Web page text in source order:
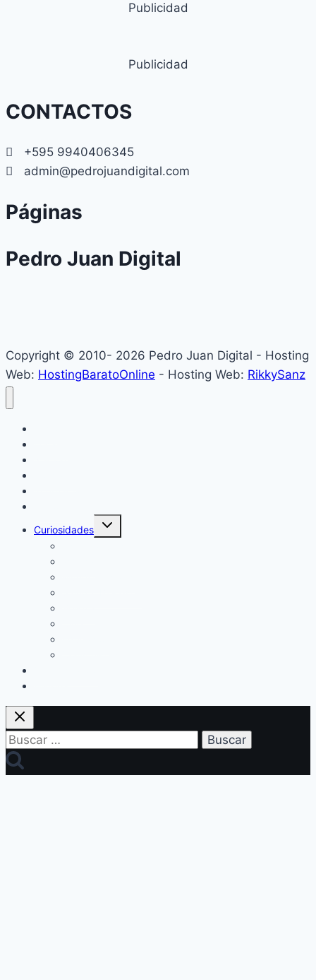
Publicidad
Publicidad
CONTACTOS
+595 9940406345
admin@pedrojuandigital.com
Páginas
Pedro Juan Digital
Copyright © 2010- 2026 Pedro Juan Digital - Hosting
Web: HostingBaratoOnline - Hosting Web: RikkySanz
Curiosidades
Alternar
Buscar: